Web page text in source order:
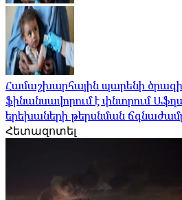
Համաշխարհային պարենի
ֆինանսավորում է փնտրում
երեխաների թերսնման
Հետազոտել